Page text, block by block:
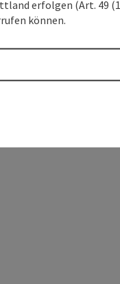
erfolgen (Art. 49
können.